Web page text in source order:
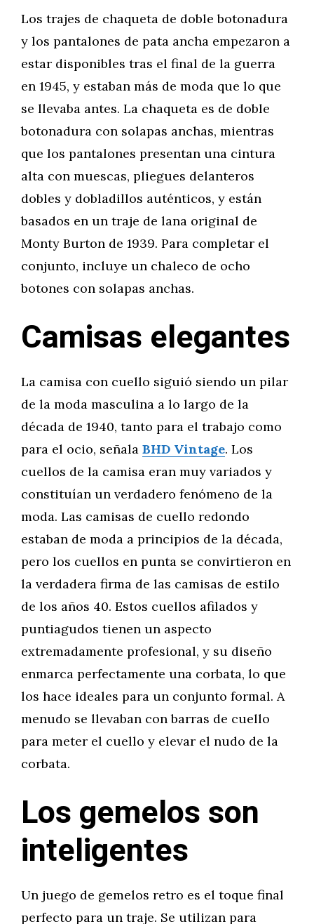
Los trajes de chaqueta de doble botonadura
y los pantalones de pata ancha empezaron a
estar disponibles tras el final de la guerra
en 1945, y estaban más de moda que lo que
se llevaba antes. La chaqueta es de doble
botonadura con solapas anchas, mientras
que los pantalones presentan una cintura
alta con muescas, pliegues delanteros
dobles y dobladillos auténticos, y están
basados en un traje de lana original de
Monty Burton de 1939. Para completar el
conjunto, incluye un chaleco de ocho
botones con solapas anchas.
Camisas elegantes
La camisa con cuello siguió siendo un pilar
de la moda masculina a lo largo de la
década de 1940, tanto para el trabajo como
para el ocio, señala BHD Vintage. Los
cuellos de la camisa eran muy variados y
constituían un verdadero fenómeno de la
moda. Las camisas de cuello redondo
estaban de moda a principios de la década,
pero los cuellos en punta se convirtieron en
la verdadera firma de las camisas de estilo
de los años 40. Estos cuellos afilados y
puntiagudos tienen un aspecto
extremadamente profesional, y su diseño
enmarca perfectamente una corbata, lo que
los hace ideales para un conjunto formal. A
menudo se llevaban con barras de cuello
para meter el cuello y elevar el nudo de la
corbata.
Los gemelos son
inteligentes
Un juego de gemelos retro es el toque final
perfecto para un traje. Se utilizan para